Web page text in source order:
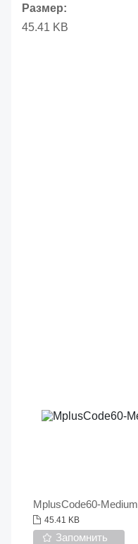
Размер:
45.41 KB
MplusCode60-Medium
45.41 KB
Запомнить